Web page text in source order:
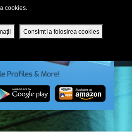
cookies.
Consimt la folosirea cookies